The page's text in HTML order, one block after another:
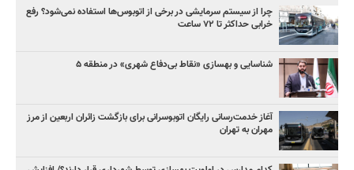
چرا از سیستم سرمایشی در برخی از اتوبوس‌ها استفاده نمی‌شود؟ رفع
خرابی حداکثر تا ۷۲ ساعت
شناسایی و بهسازی «نقاط بی‌دفاع شهری» در منطقه ۵
آغاز خدمت‌رسانی رایگان اتوبوسرانی برای بازگشت زائران اربعین از مرز
مهران به تهران